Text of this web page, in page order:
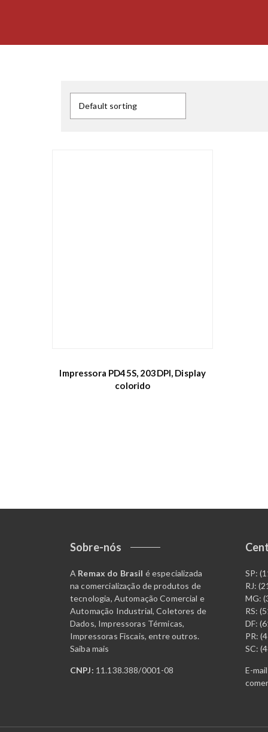
Impressora PD45S, 203DPI, Display
colorido
Sobre-nós
A Remax do Brasil é especializada
na comercialização de produtos de
tecnologia, Automação Comercial e
Automação Industrial, Coletores de
Dados, Impressoras Térmicas,
Impressoras Fiscais, entre outros.
Saiba mais
CNPJ: 11.138.388/0001-08
SP:
RJ:
MG:
RS:
DF:
PR:
SC:
E-